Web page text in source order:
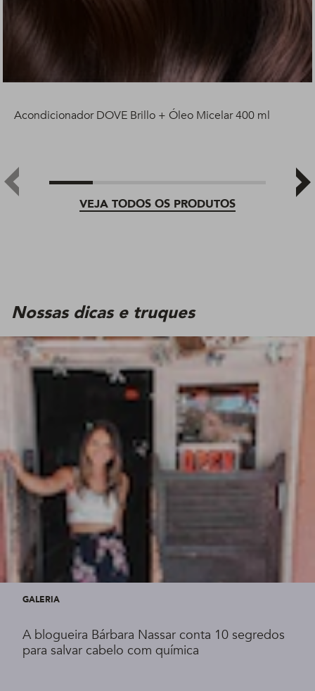
VEJA TODOS OS PRODUTOS
Acondicionador DOVE Brillo + Óleo Micelar 400 ml
Nossas dicas e truques
GALERIA
A blogueira Bárbara Nassar conta 10 segredos
para salvar cabelo com química